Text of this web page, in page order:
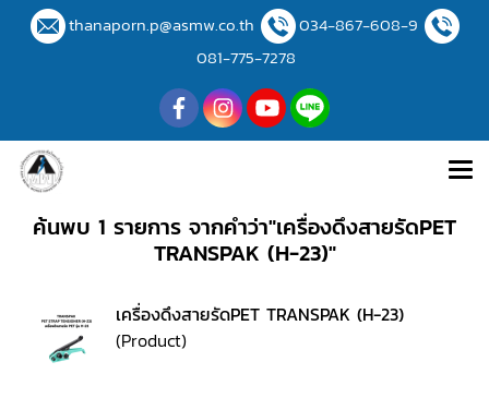
thanaporn.p@asmw.co.th
034-867-608-9
081-775-7278
ค้นพบ 1 รายการ จากคำว่า"เครื่องดึงสายรัดPET
TRANSPAK (H-23)"
เครื่องดึงสายรัดPET TRANSPAK (H-23)
(Product)